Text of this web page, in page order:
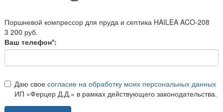
Поршневой компрессор для пруда и септика HAILEA ACO-208
3 200 руб.
Ваш телефон*:
Даю свое согласие на обработку моих персональных данных
ИП «Ферцер Д.Д.» в рамках действующего законодательства.